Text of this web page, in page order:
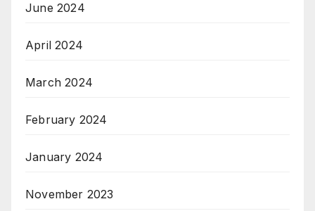
June 2024
April 2024
March 2024
February 2024
January 2024
November 2023